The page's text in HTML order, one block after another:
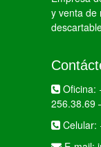
y venta de
Oficina:
256.38.69
Celular: